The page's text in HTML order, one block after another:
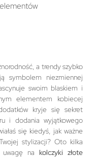
a trendy szybko
symbolem niezmiennej
swoim blaskiem i
elementem kobiecej
kryje się sekret
i dodania wyjątkowego
się kiedyś, jak ważne
stylizacji? Oto kilka
uwagę nakolczyki złote